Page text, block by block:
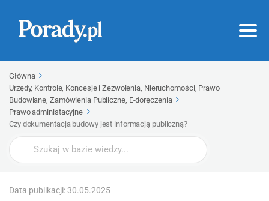
Główna
Urzędy, Kontrole, Koncesje i Zezwolenia, Nieruchomości, Prawo
Budowlane, Zamówienia Publiczne, E-doręczenia
Prawo administacyjne
Czy dokumentacja budowy jest informacją publiczną?
Wyszukaj
Data publikacji: 30.05.2025